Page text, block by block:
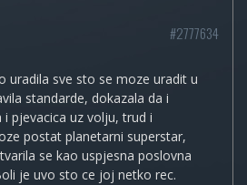
#2777634
uradila sve sto se moze uradit u
standarde, dokazala da i
i pjevacica uz volju, trud i
postat planetarni superstar,
se kao uspjesna poslovna
je uvo sto ce joj netko rec.